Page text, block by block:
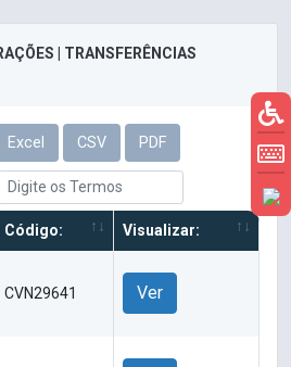
| TRANSFERÊNCIAS
Excel CSV PDF
Código: Visualizar:
CVN29641 Ver